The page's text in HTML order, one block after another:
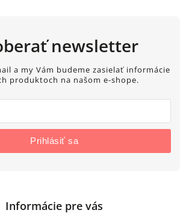
newsletter
a my Vám budeme zasielať informácie
produktoch na našom e-shope.
Prihlásiť sa
Informácie pre vás